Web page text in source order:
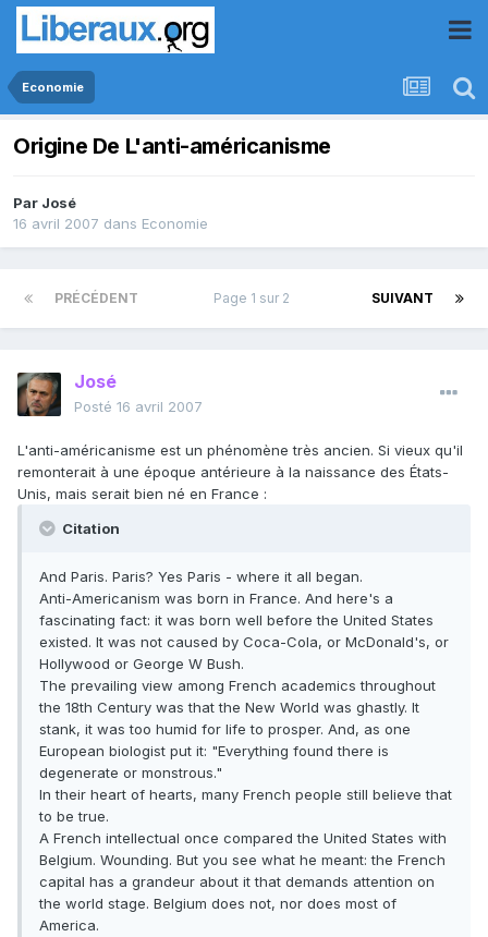
Economie
Origine De L'anti-américanisme
Par José
16 avril 2007 dans Economie
PRÉCÉDENT SUIVANT
Page 1 sur 2
José
Posté 16 avril 2007
L'anti-américanisme est un phénomène très ancien. Si vieux qu'il
remonterait à une époque antérieure à la naissance des États-
Unis, mais serait bien né en France :
Citation
And Paris. Paris? Yes Paris - where it all began.
Anti-Americanism was born in France. And here's a
fascinating fact: it was born well before the United States
existed. It was not caused by Coca-Cola, or McDonald's, or
Hollywood or George W Bush.
The prevailing view among French academics throughout
the 18th Century was that the New World was ghastly. It
stank, it was too humid for life to prosper. And, as one
European biologist put it: "Everything found there is
degenerate or monstrous."
In their heart of hearts, many French people still believe that
to be true.
A French intellectual once compared the United States with
Belgium. Wounding. But you see what he meant: the French
capital has a grandeur about it that demands attention on
the world stage. Belgium does not, nor does most of
America.